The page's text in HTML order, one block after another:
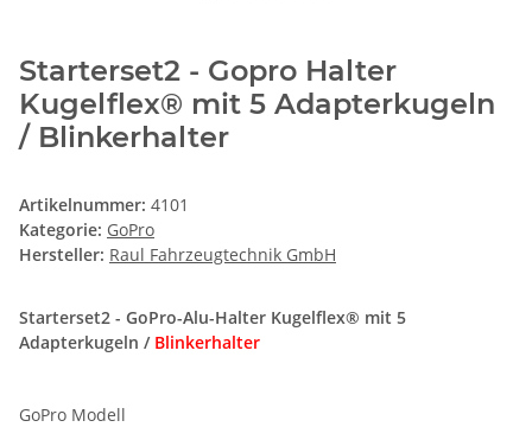
Starterset2 - Gopro Halter
Kugelflex® mit 5 Adapterkugeln
/ Blinkerhalter
Artikelnummer: 4101
Kategorie: GoPro
Hersteller: Raul Fahrzeugtechnik GmbH
Starterset2 - GoPro-Alu-Halter Kugelflex® mit 5
Adapterkugeln / Blinkerhalter
GoPro Modell